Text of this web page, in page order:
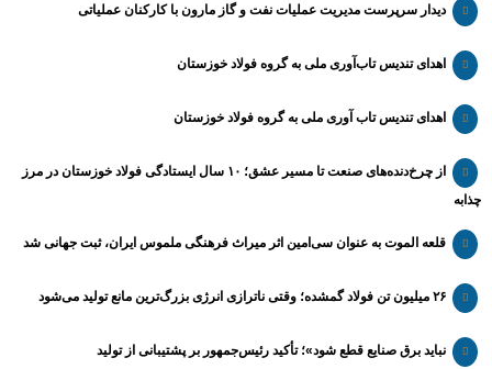
دیدار سرپرست مدیریت عملیات نفت و گاز مارون با کارکنان عملیاتی
اهدای تندیس تاب‌آوری ملی به گروه فولاد خوزستان
اهدای تندیس تاب آوری ملی به گروه فولاد خوزستان
از چرخ‌دنده‌های صنعت تا مسیر عشق؛ ۱۰ سال ایستادگی فولاد خوزستان در مرز
چذابه
قلعه الموت به عنوان سی‌امین اثر میراث‌ فرهنگی ملموس ایران، ثبت جهانی شد
۲۶ میلیون تن فولاد گمشده؛ وقتی ناترازی انرژی بزرگ‌ترین مانع تولید می‌شود
نباید برق صنایع قطع شود»؛ تأکید رئیس‌جمهور بر پشتیبانی از تولید